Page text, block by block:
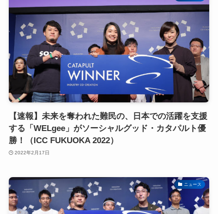
【速報】未来を奪われた難民の、日本での活躍を支援
する「WELgee」がソーシャルグッド・カタパルト優
勝！（ICC FUKUOKA 2022）
2022年2月17日
ニュース